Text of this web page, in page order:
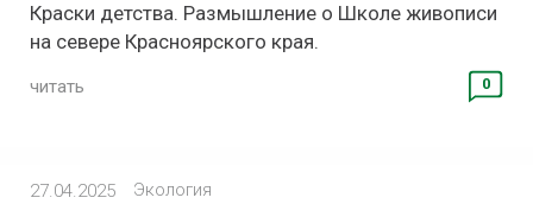
Краски детства. Размышление о Школе живописи
на севере Красноярского края.
читать 0
27.04.2025 Экология